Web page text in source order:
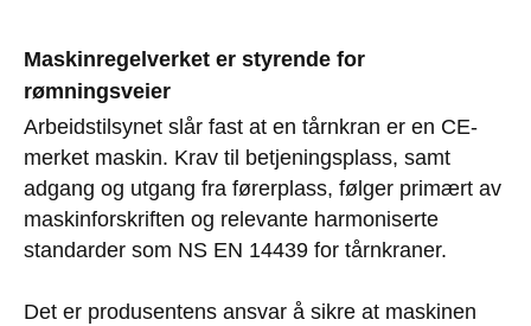
Maskinregelverket er styrende for
rømningsveier
Arbeidstilsynet slår fast at en tårnkran er en CE-
merket maskin. Krav til betjeningsplass, samt
adgang og utgang fra førerplass, følger primært av
maskinforskriften og relevante harmoniserte
standarder som NS EN 14439 for tårnkraner.
Det er produsentens ansvar å sikre at maskinen